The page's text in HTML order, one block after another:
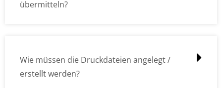
übermitteln?
Wie müssen die Druckdateien angelegt /
erstellt werden?